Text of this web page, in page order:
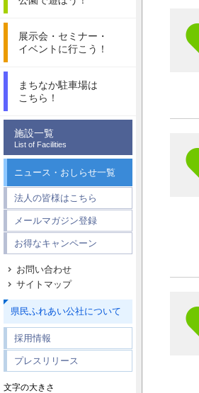
展示会・セミナー・
イベントに行こう！
まちなか駐車場は
こちら！
施設一覧
List of Facilities
ニュース・おしらせ一覧
法人の皆様はこちら
メールマガジン登録
お得なキャンペーン
お問い合わせ
サイトマップ
県民ふれあい公社について
採用情報
プレスリリース
文字の大きさ